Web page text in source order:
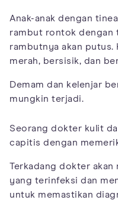
Anak-anak dengan
rambut rontok dengan
rambutnya akan putus.
merah, bersisik, dan
Demam dan kelenjar
mungkin terjadi.
Seorang dokter kulit
capitis dengan
Terkadang dokter
yang terinfeksi dan
untuk memastikan